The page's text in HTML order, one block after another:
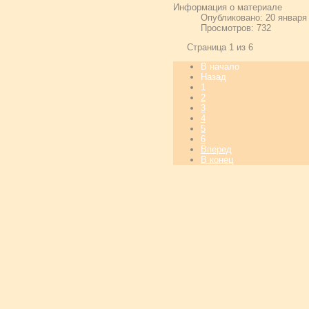
Информация о материале
Опубликовано: 20 января
Просмотров: 732
Страница 1 из 6
В начало
Назад
1
2
3
4
5
6
Вперед
В конец